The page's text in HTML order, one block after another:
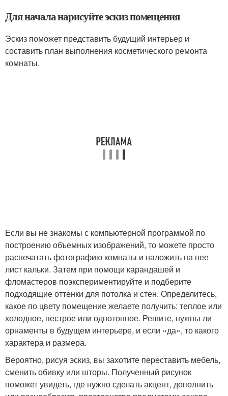
Для начала нарисуйте эскиз помещения
Эскиз поможет представить будущий интерьер и
составить план выполнения косметического ремонта
комнаты.
Если вы не знакомы с компьютерной программой по
построению объемных изображений, то можете просто
распечатать фотографию комнаты и наложить на нее
лист кальки. Затем при помощи карандашей и
фломастеров поэкспериментируйте и подберите
подходящие оттенки для потолка и стен. Определитесь,
какое по цвету помещение желаете получить: теплое или
холодное, пестрое или однотонное. Решите, нужны ли
орнаменты в будущем интерьере, и если «да», то какого
характера и размера.
Вероятно, рисуя эскиз, вы захотите переставить мебель,
сменить обивку или шторы. Полученный рисунок
поможет увидеть, где нужно сделать акцент, дополнить